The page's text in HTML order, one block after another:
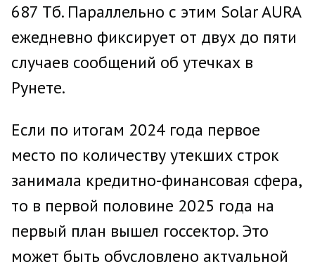
687 Тб. Параллельно с этим Solar AURA
ежедневно фиксирует от двух до пяти
случаев сообщений об утечках в
Рунете.
Если по итогам 2024 года первое
место по количеству утекших строк
занимала кредитно-финансовая сфера,
то в первой половине 2025 года на
первый план вышел госсектор. Это
может быть обусловлено актуальной